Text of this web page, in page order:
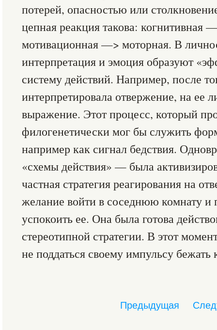
потерей, опасностью или
цепная реакция такова:
мотивационная —> моторная. В
интерпретация и эмоция образуют
систему действий. Например, после
интерпретировала отвержение, на ее
выражение. Этот процесс, который
филогенетически мог бы служить
например как сигнал бедствия.
«схемы действия» — была
частная стратегия реагирования на
желание войти в соседнюю комнату и
успокоить ее. Она была готова
стереотипной стратегии. В этот
не поддаться своему импульсу бежать
Предыдущая